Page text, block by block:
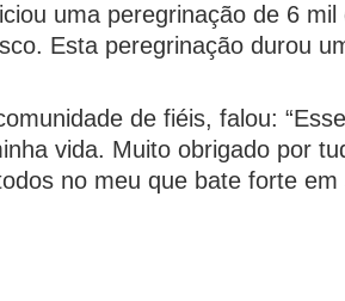
uma peregrinação de 6
Esta peregrinação durou
de fiéis, falou:
vida. Muito obrigado por
no meu que bate forte